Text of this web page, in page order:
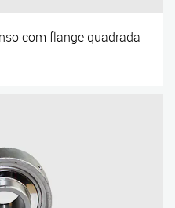
com flange quadrada